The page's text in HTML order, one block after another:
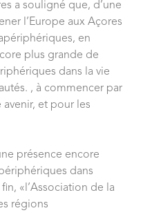
a souligné que, d’une
l’Europe aux Açores
en
plus grande de
dans la vie
, à commencer par
et pour les
présence encore
dans
«l’Association de la
régions